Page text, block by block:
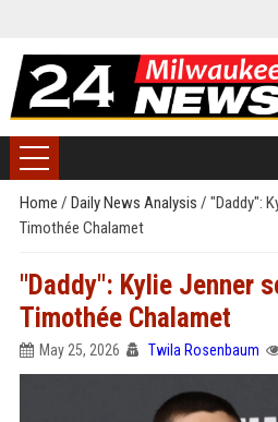
Home / Daily News Analysis / "Daddy":
Timothée Chalamet
"Daddy": Kylie Jenner
Timothée Chalamet
May 25, 2026 Twila Rosenbaum